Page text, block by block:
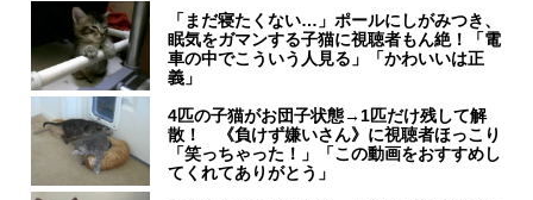
「まだ寝たくない…」ポールにしがみつき、
眠気をガマンする子猫に視聴者もん絶！「電
車の中でこういう人見る」「かわいいは正
義」
4匹の子猫がお団子状態→1匹だけ残して解
散！ 《負けず嫌いさん》に視聴者ほっこり
「笑っちゃった！」「この動画をおすすめし
てくれてありがとう」